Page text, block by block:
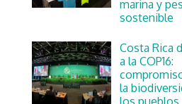
marina y
sostenible
Costa Rica
a la COP16:
la